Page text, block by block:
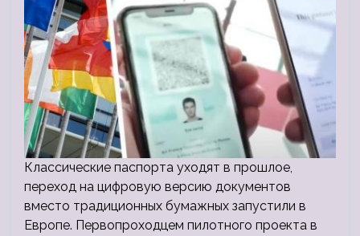
Классические паспорта уходят в прошлое,
переход на цифровую версию документов
вместо традиционных бумажных запустили в
Европе. Первопроходцем пилотного проекта в